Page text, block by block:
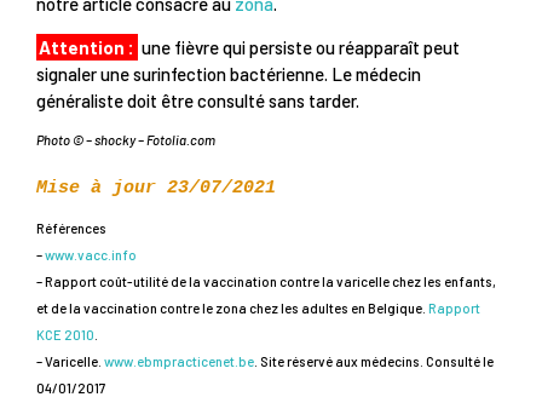
Attention : une fièvre qui persiste ou réapparaît peut
signaler une surinfection bactérienne. Le médecin
généraliste doit être consulté sans tarder.
Photo © – shocky – Fotolia.com
Mise à jour 23/07/2021
Références
–www.vacc.info
– Rapport coût-utilité de la vaccination contre la varicelle chez les enfants,
et de la vaccination contre le zona chez les adultes en Belgique. Rapport
KCE 2010
– Varicelle. www.ebmpracticenet.be . Site réservé aux médecins. Consulté le
04/01/2017